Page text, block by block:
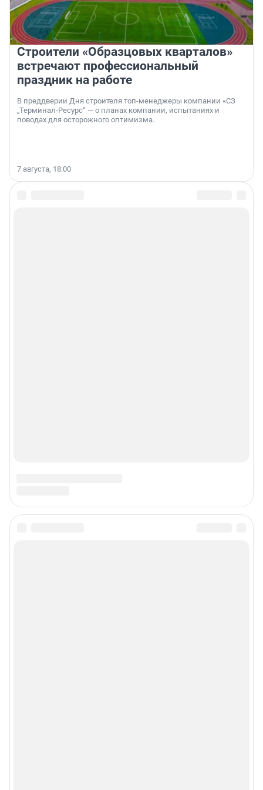
Строители «Образцовых кварталов»
встречают профессиональный
праздник на работе
В преддверии Дня строителя топ-менеджеры компании «СЗ
„Терминал-Ресурс“ — о планах компании, испытаниях и
поводах для осторожного оптимизма.
7 августа, 18:00